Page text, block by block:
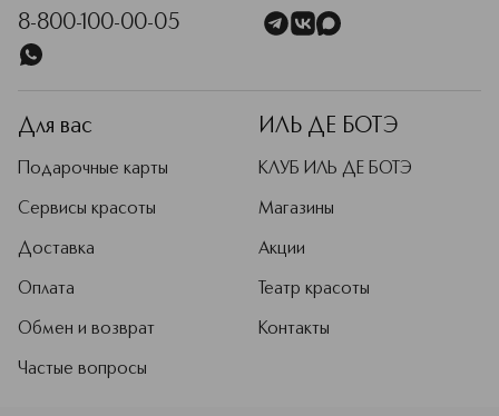
8-800-100-00-05
Для вас
Подарочные карты
Сервисы красоты
Доставка
Оплата
Обмен и возврат
Частые вопросы
ИЛЬ ДЕ БОТЭ
КЛУБ ИЛЬ ДЕ БОТЭ
Магазины
Акции
Театр красоты
Контакты